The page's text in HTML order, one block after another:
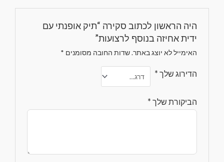
היה הראשון לכתוב סקירה “תיק אופנתי עם
ידית אחיזה בנוסף לרצועות”
האימייל לא יוצג באתר.שדות החובה מסומנים *
הדירוג שלך *
הביקורת שלך *